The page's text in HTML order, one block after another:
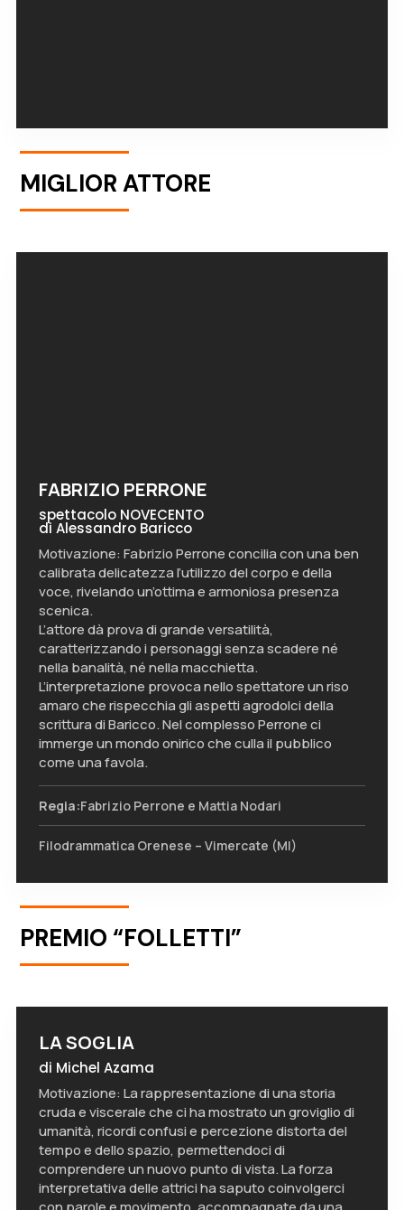
MIGLIOR ATTORE
FABRIZIO PERRONE
spettacolo NOVECENTO
di Alessandro Baricco
Motivazione: Fabrizio Perrone concilia con una ben
calibrata delicatezza l’utilizzo del corpo e della
voce, rivelando un’ottima e armoniosa presenza
scenica.
L’attore dà prova di grande versatilità,
caratterizzando i personaggi senza scadere né
nella banalità, né nella macchietta.
L’interpretazione provoca nello spettatore un riso
amaro che rispecchia gli aspetti agrodolci della
scrittura di Baricco. Nel complesso Perrone ci
immerge un mondo onirico che culla il pubblico
come una favola.
Regia:Fabrizio Perrone e Mattia Nodari
Filodrammatica Orenese – Vimercate (MI)
PREMIO “FOLLETTI”
LA SOGLIA
di Michel Azama
Motivazione: La rappresentazione di una storia
cruda e viscerale che ci ha mostrato un groviglio di
umanità, ricordi confusi e percezione distorta del
tempo e dello spazio, permettendoci di
comprendere un nuovo punto di vista. La forza
interpretativa delle attrici ha saputo coinvolgerci